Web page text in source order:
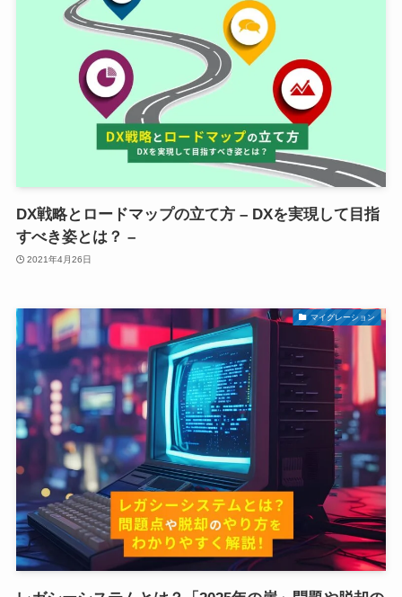
DX戦略とロードマップの立て方 – DXを実現して目指
すべき姿とは？ –
2021年4月26日
マイグレーション